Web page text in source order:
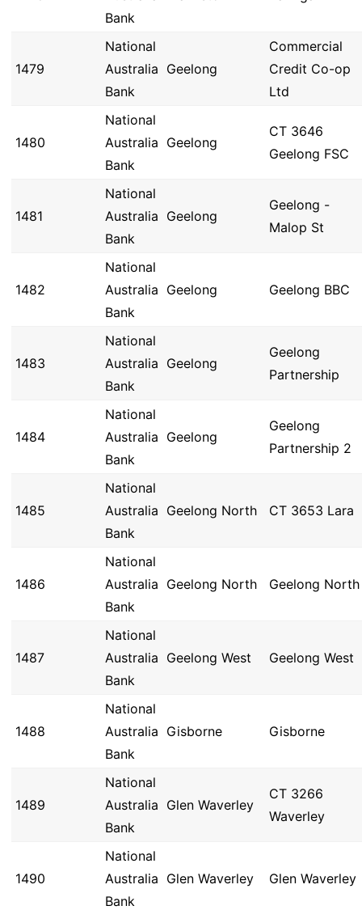
Bank
1479
National
Australia
Bank
Geelong
Commercial
Credit Co-op
Ltd
1480
National
Australia
Bank
Geelong
CT 3646
Geelong FSC
1481
National
Australia
Bank
Geelong
Geelong -
Malop St
1482
National
Australia
Bank
Geelong Geelong BBC
1483
National
Australia
Bank
Geelong
Geelong
Partnership
1484
National
Australia
Bank
Geelong
Geelong
Partnership 2
1485
National
Australia
Bank
Geelong North CT 3653 Lara
1486
National
Australia
Bank
Geelong North Geelong North
1487
National
Australia
Bank
Geelong West Geelong West
1488
National
Australia
Bank
Gisborne Gisborne
1489
National
Australia
Bank
Glen Waverley
CT 3266
Waverley
1490
National
Australia
Bank
Glen Waverley Glen Waverley